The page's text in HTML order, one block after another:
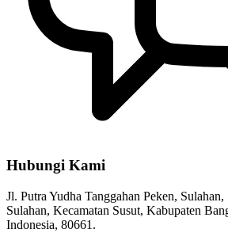
Hubungi Kami
Jl. Putra Yudha Tanggahan Peken,
Sulahan, Kecamatan Susut, Kabupaten
Indonesia, 80661.